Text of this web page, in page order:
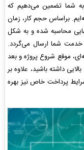
به شما تضمین می‌دهیم که
براساس حجم کار، زمان
محاسبه شده و به شکل
خدمت شما ارسال می‌گردد.
موقع شروع پروژه و بعد
داشته باشید، علاوه بر
پرداخت خاص نیز بهره